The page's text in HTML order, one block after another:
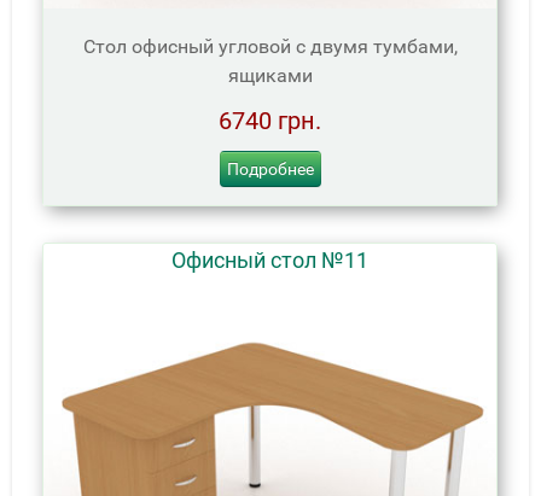
Стол офисный угловой с двумя тумбами,
ящиками
6740 грн.
Подробнее
Офисный стол №11